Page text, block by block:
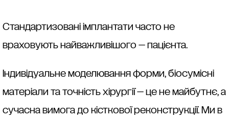
Стандартизовані імплантати часто не
враховують найважливішого — пацієнта.
Індивідуальне моделювання форми, біосумісні
матеріали та точність хірургії — це не майбутнє, а
сучасна вимога до кісткової реконструкції. Ми в